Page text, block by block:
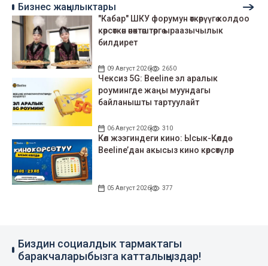
Бизнес жаңылыктары
"Кабар" ШКУ форумун өткөрүүгө колдоо
көрсөткөн өнөктөштөргө ыраазычылык
билдирет
09 Август 2026 2650
Чексиз 5G: Beeline эл аралык
роумингде жаңы муундагы
байланышты тартуулайт
06 Август 2026 310
Көл жээгиндеги кино: Ысык-Көлдө
Beeline’дан акысыз кино көрсөтүлөр
05 Август 2026 377
Биздин социалдык тармактагы
баракчаларыбызга катталыңыздар!